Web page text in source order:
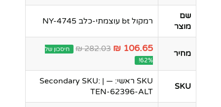
שם
מוצר
רמקול bt עוצמתי-כלב NY-4745
מחיר 106.65 ₪
282.03 ₪
חיסכון של
62%!
SKU
SKU ראשי: — | Secondary SKU:
TEN-62396-ALT